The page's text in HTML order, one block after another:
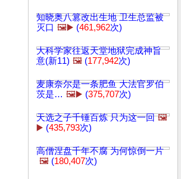
知晓奥八篡改出生地 卫生总监被
灭口 🖼️▶️ (461,962次)
大科学家往返天堂地狱完成神旨
意(新11) 🖼️ (177,942次)
麦康奈尔是一条肥鱼 大法官罗伯
茨是… 🖼️▶️ (375,707次)
天选之子千锤百炼 只为这一回 🖼️
▶️ (435,793次)
高僧涅盘千年不腐 为何惊倒一片
🖼️ (180,407次)